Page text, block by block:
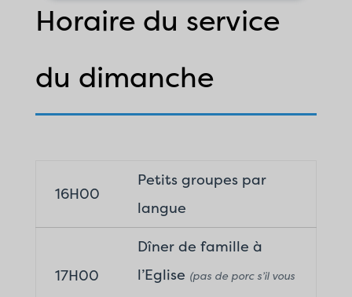
Horaire du service
du dimanche
16H00
Petits groupes par
langue
17H00
Dîner de famille à
l’Eglise (pas de porc s’il vous